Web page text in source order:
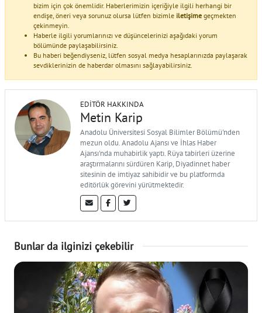
bizim için çok önemlidir. Haberlerimizin içeriğiyle ilgili herhangi bir
endişe, öneri veya sorunuz olursa lütfen bizimle iletişime geçmekten
çekinmeyin.
Haberle ilgili yorumlarınızı ve düşüncelerinizi aşağıdaki yorum
bölümünde paylaşabilirsiniz.
Bu haberi beğendiyseniz, lütfen sosyal medya hesaplarınızda paylaşarak
sevdiklerinizin de haberdar olmasını sağlayabilirsiniz.
EDITÖR HAKKINDA
Metin Karip
Anadolu Üniversitesi Sosyal Bilimler Bölümü'nden
mezun oldu. Anadolu Ajansı ve İhlas Haber
Ajansı'nda muhabirlik yaptı. Rüya tabirleri üzerine
araştırmalarını sürdüren Karip, Diyadinnet haber
sitesinin de imtiyaz sahibidir ve bu platformda
editörlük görevini yürütmektedir.
Bunlar da ilginizi çekebilir